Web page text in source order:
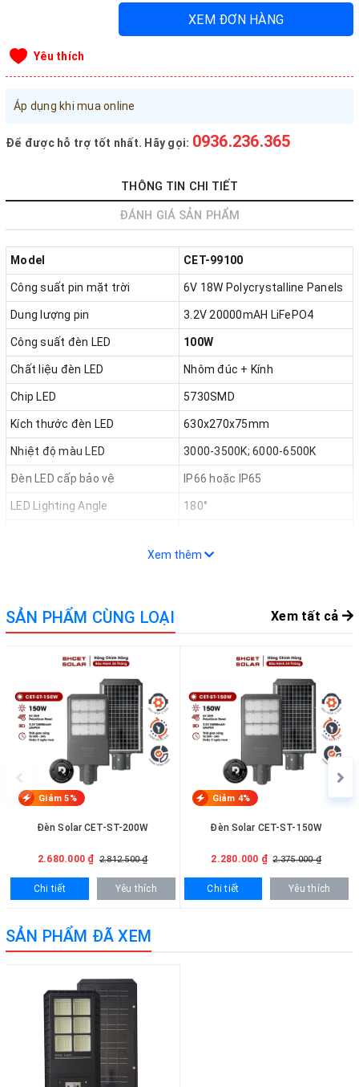
Đăng ký tài khoản
Sản phẩm yêu thích
Xem giỏ hàng
LIÊN HỆ - HỖ TRỢ KHÁCH HÀNG
vanphongphamhaigiang@gmail.com
Hướng dẫn thanh toán
Chính sách vận chuyển, Bảo hành, Bảo mật thông tin
Trở về trang chủ Đóng
XEM ĐƠN HÀNG
Yêu thích
Áp dụng khi mua online
Để được hỗ trợ tốt nhất. Hãy gọi: 0936.236.365
THÔNG TIN CHI TIẾT
ĐÁNH GIÁ SẢN PHẨM
Model CET-99100
Công suất pin mặt trời 6V 18W Polycrystalline Panels
Dung lượng pin 3.2V 20000mAH LiFePO4
Công suất đèn LED 100W
Chất liệu đèn LED Nhôm đúc + Kính
Chip LED 5730SMD
Kích thước đèn LED 630x270x75mm
Nhiệt độ màu LED 3000-3500K; 6000-6500K
Đèn LED cấp bảo vệ IP66 hoặc IP65
LED Lighting Angle 180°
80㎡
Thời gian chiếu sáng 20-24 giờ hoặc 2 ngày mưa
cảm ứng ánh sáng + cảm ứng
Chế độ
Cảm ứng ánh sáng + Điều
khiển từ xa thông minh
Xem thêm
SẢN PHẨM CÙNG LOẠI Xem tất cả
Giảm 5%
Đèn Solar CET-ST-200W
2.680.000 ₫ 2.812.500 ₫
Chi tiết Yêu thích
Giảm 4%
Đèn Solar CET-ST-150W
2.280.000 ₫ 2.375.000 ₫
Chi tiết Yêu thích
SẢN PHẨM ĐÃ XEM